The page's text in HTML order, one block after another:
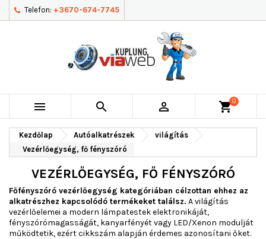
Telefon: +3670-674-7745
   shopping_cart0
Kezdőlap Autóalkatrészek
világítás
Vezérlőegység, fő fényszóró
VEZÉRLŐEGYSÉG, FŐ FÉNYSZÓRÓ
Főfényszóró vezérlőegység kategóriában célzottan ehhez az
alkatrészhez kapcsolódó termékeket találsz. A világítás
vezérlőelemei a modern lámpatestek elektronikáját,
fényszórómagasságát, kanyarfényét vagy LED/Xenon modulját
működtetik, ezért cikkszám alapján érdemes azonosítani őket.